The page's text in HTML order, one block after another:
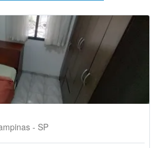
- SP